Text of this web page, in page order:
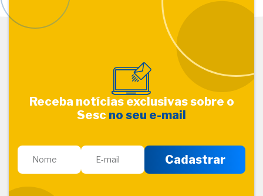
Receba notícias exclusivas sobre o
Sesc no seu e-mail